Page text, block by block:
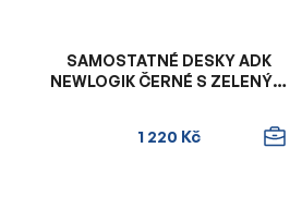
SAMOSTATNÉ DESKY ADK
NEWLOGIK ČERNÉ S ZELENÝM
1 220 Kč